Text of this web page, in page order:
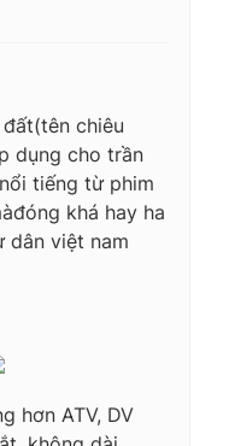
chiêu
dụng cho trần
tiếng từ phim
đóng khá hay ha
dân việt nam
hơn ATV, DV